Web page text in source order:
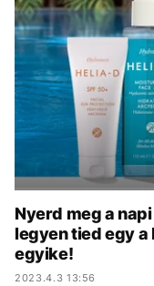
KÖZÉLET
ÉLETMÓD
VIDEÓ
GASZTRO
Nyerd meg a
legyen tied egy
egyike!
2023.4.3 13:56